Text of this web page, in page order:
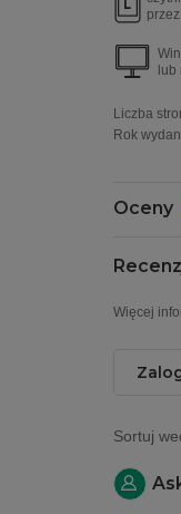
Liczba
Rok
Oceny
Więcej
Sortuj